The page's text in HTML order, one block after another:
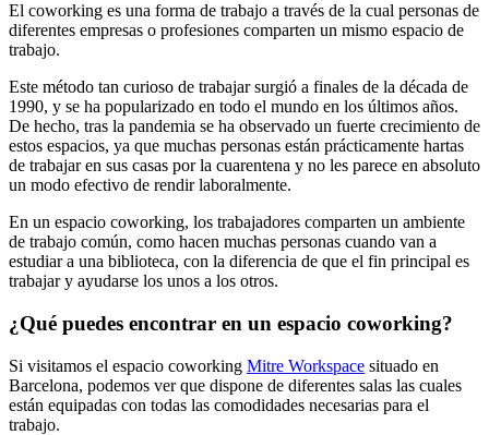
El coworking es una forma de trabajo a través de la cual personas de
diferentes empresas o profesiones comparten un mismo espacio de
trabajo.
Este método tan curioso de trabajar surgió a finales de la década de
1990, y se ha popularizado en todo el mundo en los últimos años.
De hecho, tras la pandemia se ha observado un fuerte crecimiento de
estos espacios, ya que muchas personas están prácticamente hartas
de trabajar en sus casas por la cuarentena y no les parece en absoluto
un modo efectivo de rendir laboralmente.
En un espacio coworking, los trabajadores comparten un ambiente
de trabajo común, como hacen muchas personas cuando van a
estudiar a una biblioteca, con la diferencia de que el fin principal es
trabajar y ayudarse los unos a los otros.
¿Qué puedes encontrar en un espacio coworking?
Si visitamos el espacio coworking Mitre Workspace situado en
Barcelona, podemos ver que dispone de diferentes salas las cuales
están equipadas con todas las comodidades necesarias para el
trabajo.